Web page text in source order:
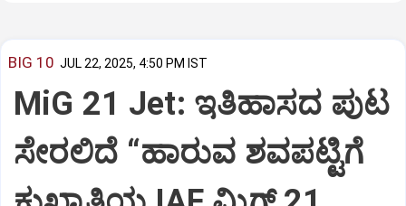
BIG 10 JUL 22, 2025, 4:50 PM IST
MiG 21 Jet: ಇತಿಹಾಸದ ಪುಟ
ಸೇರಲಿದೆ “ಹಾರುವ ಶವಪಟ್ಟಿಗೆ